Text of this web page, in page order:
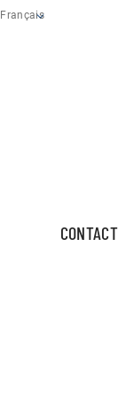
Français
CONTACT